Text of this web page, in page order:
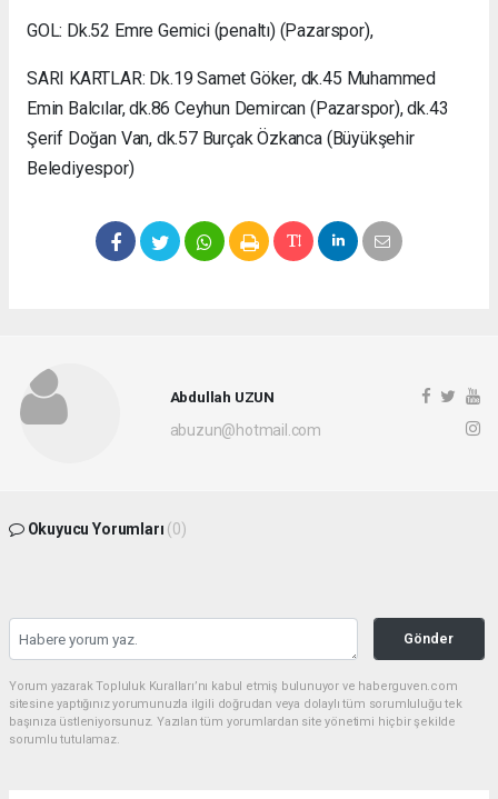
GOL: Dk.52 Emre Gemici (penaltı) (Pazarspor),
SARI KARTLAR: Dk.19 Samet Göker, dk.45 Muhammed
Emin Balcılar, dk.86 Ceyhun Demircan (Pazarspor), dk.43
Şerif Doğan Van, dk.57 Burçak Özkanca (Büyükşehir
Belediyespor)
Abdullah UZUN
abuzun@hotmail.com
Okuyucu Yorumları (0)
Gönder
Yorum yazarak Topluluk Kuralları’nı kabul etmiş bulunuyor ve haberguven.com
sitesine yaptığınız yorumunuzla ilgili doğrudan veya dolaylı tüm sorumluluğu tek
başınıza üstleniyorsunuz. Yazılan tüm yorumlardan site yönetimi hiçbir şekilde
sorumlu tutulamaz.